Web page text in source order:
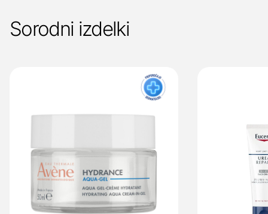
Sorodni izdelki